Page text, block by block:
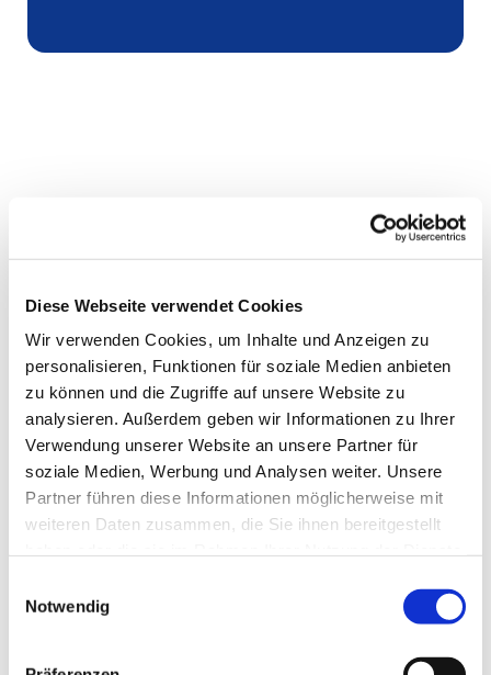
Diese Webseite verwendet Cookies
Wir verwenden Cookies, um Inhalte und Anzeigen zu
personalisieren, Funktionen für soziale Medien anbieten
zu können und die Zugriffe auf unsere Website zu
analysieren. Außerdem geben wir Informationen zu Ihrer
Verwendung unserer Website an unsere Partner für
soziale Medien, Werbung und Analysen weiter. Unsere
Partner führen diese Informationen möglicherweise mit
weiteren Daten zusammen, die Sie ihnen bereitgestellt
Notwendig
Gemeindebrief